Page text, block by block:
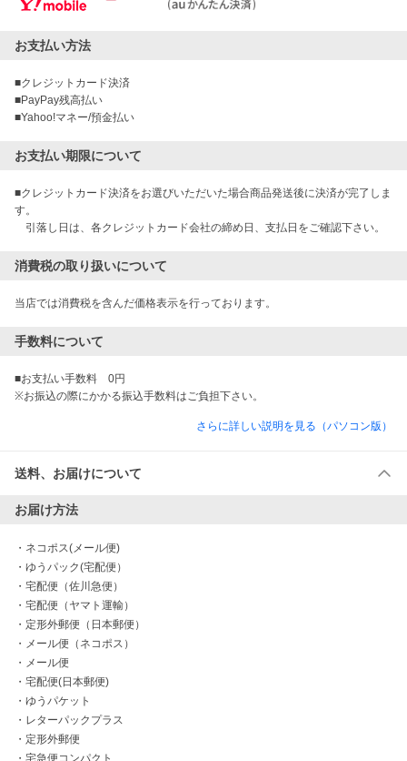
お支払い方法
■クレジットカード決済
■PayPay残高払い
■Yahoo!マネー/預金払い
お支払い期限について
■クレジットカード決済をお選びいただいた場合商品発送後に決済が完了しま
す。
引落し日は、各クレジットカード会社の締め日、支払日をご確認下さい。
消費税の取り扱いについて
当店では消費税を含んだ価格表示を行っております。
手数料について
■お支払い手数料　0円
※お振込の際にかかる振込手数料はご負担下さい。
さらに詳しい説明を見る（パソコン版）
送料、お届けについて
お届け方法
・ ネコポス(メール便)
・ ゆうパック(宅配便）
・ 宅配便（佐川急便）
・ 宅配便（ヤマト運輸）
・ 定形外郵便（日本郵便）
・ メール便（ネコポス）
・ メール便
・ 宅配便(日本郵便)
・ ゆうパケット
・ レターパックプラス
・ 定形外郵便
・ 宅急便コンパクト